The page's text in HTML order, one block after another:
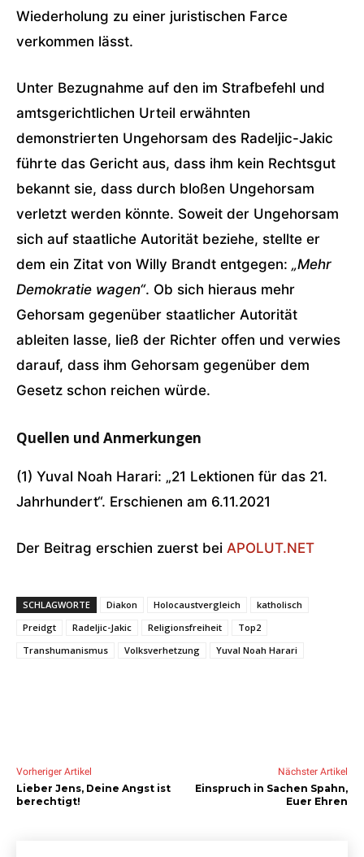
Wiederholung zu einer juristischen Farce
verkommen lässt.
Unter Bezugnahme auf den im Strafbefehl und
amtsgerichtlichen Urteil erwähnten
demonstrierten Ungehorsam des Radeljic-Jakic
führte das Gericht aus, dass ihm kein Rechtsgut
bekannt sie, dass durch bloßen Ungehorsam
verletzt werden könnte. Soweit der Ungehorsam
sich auf staatliche Autorität beziehe, stellte er
dem ein Zitat von Willy Brandt entgegen: „Mehr
Demokratie wagen“. Ob sich hieraus mehr
Gehorsam gegenüber staatlicher Autorität
ableiten lasse, ließ der Richter offen und verwies
darauf, dass ihm Gehorsam gegenüber dem
Gesetz schon reichen würde.
Quellen und Anmerkungen
(1) Yuval Noah Harari: „21 Lektionen für das 21.
Jahrhundert“. Erschienen am 6.11.2021
Der Beitrag erschien zuerst bei APOLUT.NET
SCHLAGWORTE Diakon Holocaustvergleich
katholisch
Preidgt
Radeljic-Jakic Religionsfreiheit
Top2
Transhumanismus
Volksverhetzung Yuval Noah Harari
Vorheriger Artikel
Lieber Jens, Deine Angst ist
berechtigt!
Nächster Artikel
Einspruch in Sachen Spahn,
Euer Ehren